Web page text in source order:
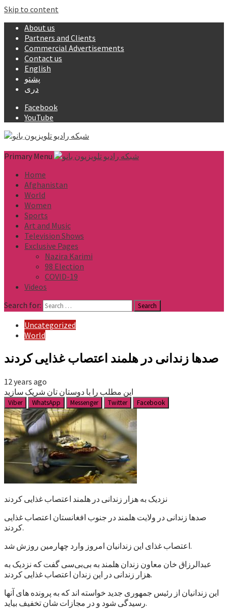
Skip to content
About us
Partners and Clients
Commercial Advertisements
Contact us
English
پشتو
دری
Facebook
YouTube
Primary Menu
Home
Afghanistan
World
Women
Sports
Art and Music
Television Shows
Exclusive Pages
Nazira Karimi
98 Election
COVID-19
Videos
Search for:
Uncategorized
World
صدها زندانی در هلمند اعتصاب غذایی کردند
12 years ago
این مطلب را با دوستان تان شریک سازید
Viber WhatsApp Messenger Twitter Facebook
نزدیک به هزار زندانی در هلمند اعتصاب غذایی کردند
صدها زندانی در ولایت هلمند در جنوب افغانستان اعتصاب غذایی
کردند.
اعتصاب غذای این زندانیان امروز وارد چهارمین روزش شد.
عبدالرزاق خان معاون زندان هلمند به بی‌بی‌سی گفت که نزدیک به
هزار زندانی در این زندان اعتصاب غذایی کردند.
این زندانیان از رئیس جمهوری جدید خواسته اند که به پرونده های آنها
رسیدگی شود و در مجازات شان تخفیف بیاید.